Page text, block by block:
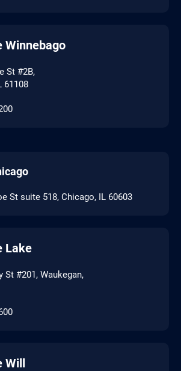
Winnebago
St #2B,
61108
St suite 518, Chicago, IL 60603
Lake
St #201, Waukegan,
Will